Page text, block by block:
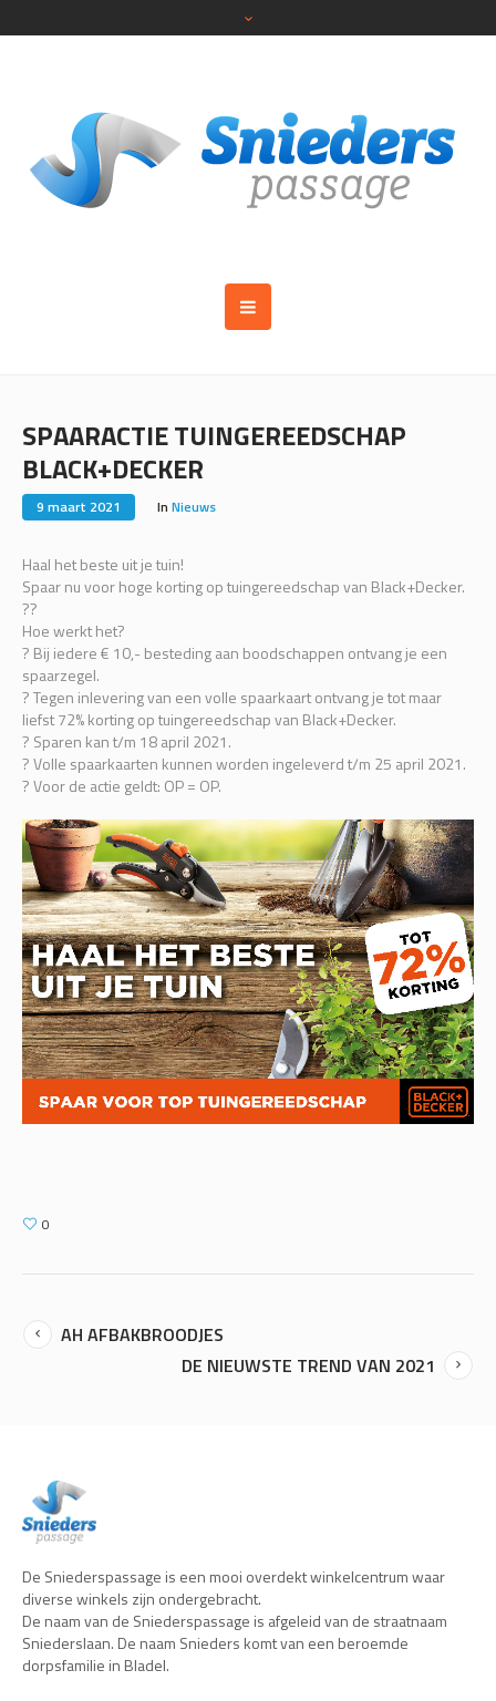
SPAARACTIE TUINGEREEDSCHAP
BLACK+DECKER
9 maart 2021 In Nieuws
Haal het beste uit je tuin!
Spaar nu voor hoge korting op tuingereedschap van Black+Decker.
??
Hoe werkt het?
? Bij iedere € 10,- besteding aan boodschappen ontvang je een
spaarzegel.
? Tegen inlevering van een volle spaarkaart ontvang je tot maar
liefst 72% korting op tuingereedschap van Black+Decker.
? Sparen kan t/m 18 april 2021.
? Volle spaarkaarten kunnen worden ingeleverd t/m 25 april 2021.
? Voor de actie geldt: OP = OP.
0
AH AFBAKBROODJES
DE NIEUWSTE TREND VAN 2021
De Sniederspassage is een mooi overdekt winkelcentrum waar
diverse winkels zijn ondergebracht.
De naam van de Sniederspassage is afgeleid van de straatnaam
Sniederslaan. De naam Snieders komt van een beroemde
dorpsfamilie in Bladel.